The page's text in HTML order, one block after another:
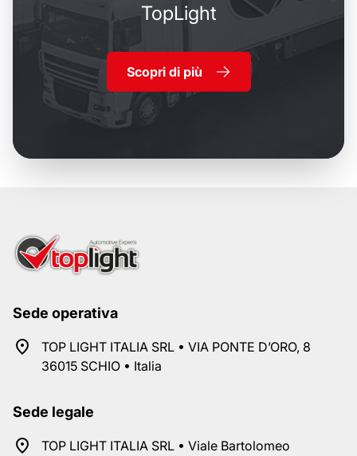
TopLight
Scopri di più
Sede operativa
TOP LIGHT ITALIA SRL • VIA PONTE D’ORO, 8
36015 SCHIO • Italia
Sede legale
TOP LIGHT ITALIA SRL • Viale Bartolomeo